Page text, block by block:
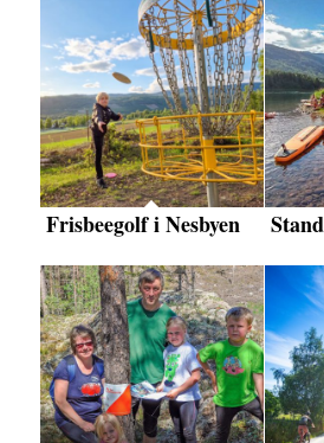
Frisbeegolf i Nesbyen